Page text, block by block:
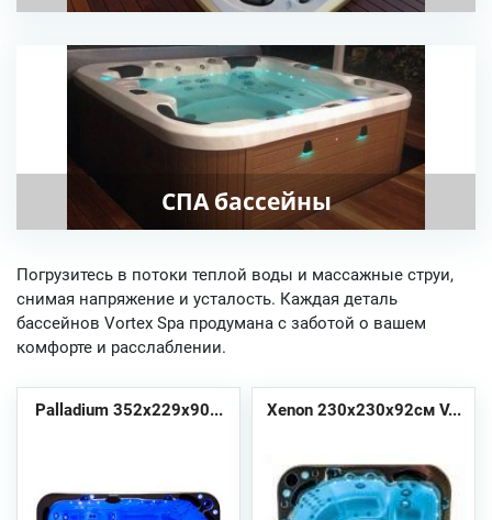
СПА бассейны
Погрузитесь в потоки теплой воды и массажные струи,
снимая напряжение и усталость. Каждая деталь
бассейнов Vortex Spa продумана с заботой о вашем
комфорте и расслаблении.
Palladium 352х229x90... Xenon 230х230x92см V...